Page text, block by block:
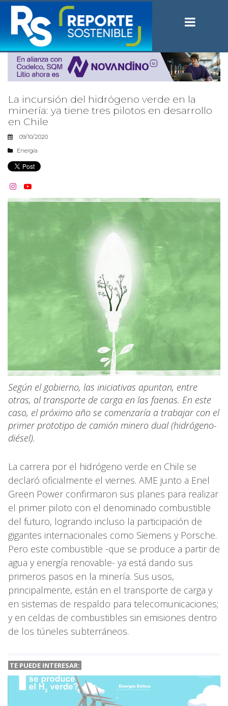
La incursión del hidrógeno verde en la
minería: ya tiene tres pilotos en desarrollo
en Chile
09/10/2020
Energía
 
Según el gobierno, las iniciativas apuntan, entre
otras, al transporte de carga en las faenas. En este
caso, el próximo año se comenzaría a trabajar con el
primer prototipo de camión minero dual (hidrógeno-
diésel).
La carrera por el hidrógeno verde en Chile se
declaró oficialmente el viernes. AME junto a Enel
Green Power confirmaron sus planes para realizar
el primer piloto con el denominado combustible
del futuro, logrando incluso la participación de
gigantes internacionales como Siemens y Porsche.
Pero este combustible -que se produce a partir de
agua y energía renovable- ya está dando sus
primeros pasos en la minería. Sus usos,
principalmente, están en el transporte de carga y
en sistemas de respaldo para telecomunicaciones;
y en celdas de combustibles sin emisiones dentro
de los túneles subterráneos.
TE PUEDE INTERESAR: